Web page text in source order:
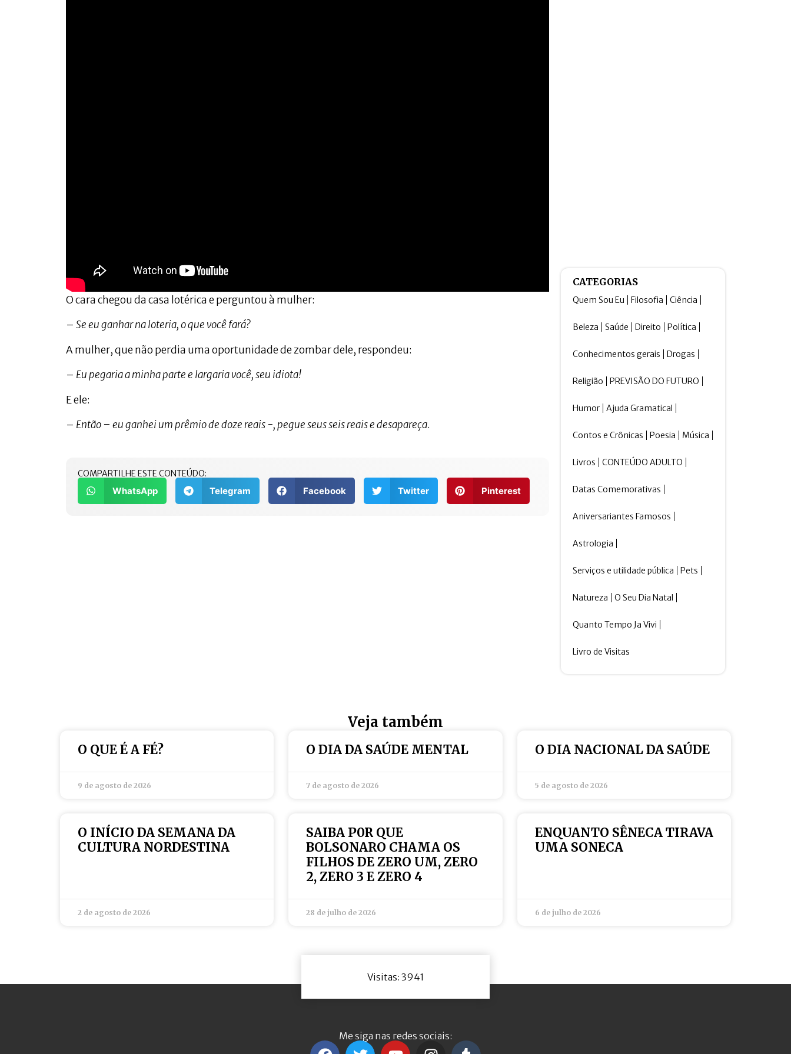
O cara chegou da casa lotérica e perguntou à mulher:
– Se eu ganhar na loteria, o que você fará?
A mulher, que não perdia uma oportunidade de zombar dele, respondeu:
– Eu pegaria a minha parte e largaria você, seu idiota!
E ele:
– Então – eu ganhei um prêmio de doze reais -, pegue seus seis reais e desapareça.
COMPARTILHE ESTE CONTEÚDO:
WhatsApp Telegram Facebook Twitter Pinterest
CATEGORIAS
Quem Sou Eu Filosofia Ciência
Beleza Saúde Direito Política
Conhecimentos gerais Drogas
Religião PREVISÃO DO FUTURO
Humor Ajuda Gramatical
Contos e Crônicas Poesia Música
Livros CONTEÚDO ADULTO
Datas Comemorativas
Aniversariantes Famosos
Astrologia
Serviços e utilidade pública Pets
Natureza O Seu Dia Natal
Quanto Tempo Ja Vivi
Livro de Visitas
Veja também
O QUE É A FÉ?
9 de agosto de 2026
O DIA DA SAÚDE MENTAL
7 de agosto de 2026
O DIA NACIONAL DA SAÚDE
5 de agosto de 2026
O INÍCIO DA SEMANA DA
CULTURA NORDESTINA
2 de agosto de 2026
SAIBA P0R QUE
BOLSONARO CHAMA OS
FILHOS DE ZERO UM, ZERO
2, ZERO 3 E ZERO 4
28 de julho de 2026
ENQUANTO SÊNECA TIRAVA
UMA SONECA
6 de julho de 2026
Visitas: 3941
Me siga nas redes sociais: